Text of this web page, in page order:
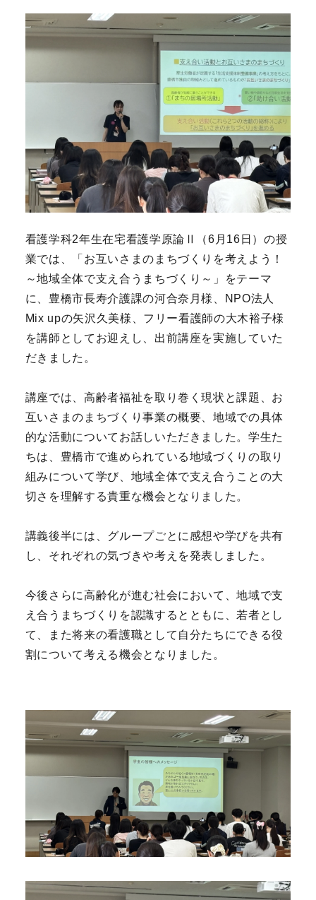
看護学科2年生在宅看護学原論Ⅱ（6月16日）の授
業では、「お互いさまのまちづくりを考えよう！
～地域全体で支え合うまちづくり～」をテーマ
に、豊橋市長寿介護課の河合奈月様、NPO法人
Mix upの矢沢久美様、フリー看護師の大木裕子様
を講師としてお迎えし、出前講座を実施していた
だきました。
講座では、高齢者福祉を取り巻く現状と課題、お
互いさまのまちづくり事業の概要、地域での具体
的な活動についてお話しいただきました。学生た
ちは、豊橋市で進められている地域づくりの取り
組みについて学び、地域全体で支え合うことの大
切さを理解する貴重な機会となりました。
講義後半には、グループごとに感想や学びを共有
し、それぞれの気づきや考えを発表しました。
今後さらに高齢化が進む社会において、地域で支
え合うまちづくりを認識するとともに、若者とし
て、また将来の看護職として自分たちにできる役
割について考える機会となりました。